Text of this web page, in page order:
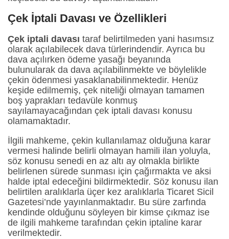
Çek İptali Davası ve Özellikleri
Çek iptali davası taraf belirtilmeden yani hasımsız
olarak açılabilecek dava türlerindendir. Ayrıca bu
dava açılırken ödeme yasağı beyanında
bulunularak da dava açılabilinmekte ve böylelikle
çekin ödenmesi yasaklanabilinmektedir. Henüz
keşide edilmemiş, çek niteliği olmayan tamamen
boş yaprakları tedavüle konmuş
sayılamayacağından çek iptali davası konusu
olamamaktadır.
İlgili mahkeme, çekin kullanılamaz olduğuna karar
vermesi halinde belirli olmayan hamili ilan yoluyla,
söz konusu senedi en az altı ay olmakla birlikte
belirlenen sürede sunması için çağırmakta ve aksi
halde iptal edeceğini bildirmektedir. Söz konusu ilan
belirtilen aralıklarla üçer kez aralıklarla Ticaret Sicil
Gazetesi’nde yayınlanmaktadır. Bu süre zarfında
kendinde olduğunu söyleyen bir kimse çıkmaz ise
de ilgili mahkeme tarafından çekin iptaline karar
verilmektedir.